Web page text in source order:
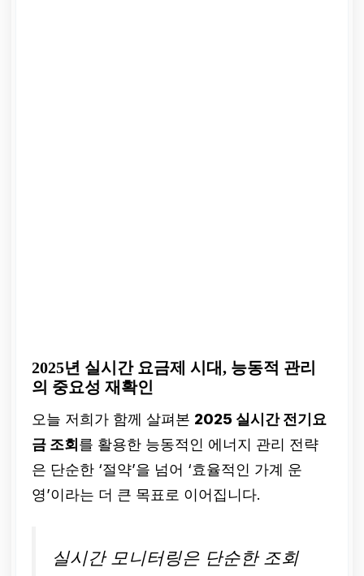
2025년 실시간 요금제 시대, 능동적 관리
의 중요성 재확인
오늘 저희가 함께 살펴본 2025 실시간 전기요
금 조회 를 활용한 능동적인 에너지 관리 전략
은 단순한 ‘절약’을 넘어 ‘효율적인 가계 운
영’이라는 더 큰 목표로 이어집니다.
실시간 모니터링은 단순한 조회